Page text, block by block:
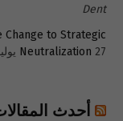
Dent
Change to Strategic
Neutralization 27 يوليو 2026
أحدث